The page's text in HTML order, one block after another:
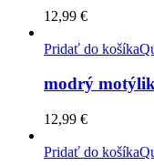
12,99 €
Pridať do košíka
modrý
12,99 €
Pridať do košíka